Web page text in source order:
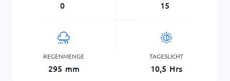
0 15
REGENMENGE
295 mm
TAGESLICHT
10,5 Hrs